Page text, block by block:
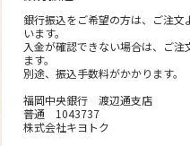
銀行振込をご希望の方は、ご注
います。
入金が確認できない場合は、ご
ます。
別途、振込手数料がかかります。
福岡中央銀行 渡辺通支店
普通 1043737
株式会社キヨトク